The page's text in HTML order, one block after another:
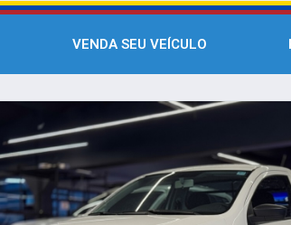
VENDA SEU VEÍCULO